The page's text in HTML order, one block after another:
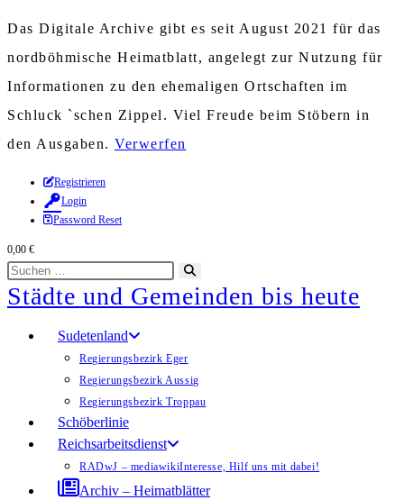
Das Digitale Archive gibt es seit August 2021 für das
nordböhmische Heimatblatt, angelegt zur Nutzung für
Informationen zu den ehemaligen Ortschaften im
Schluck `schen Zippel. Viel Freude beim Stöbern in
den Ausgaben. Verwerfen
Zum
Inhalt
springen
Registrieren
Login
Password Reset
0,00 €
Diese
Website
durchsuchen
starten
Städte und Gemeinden bis heute
Sudetenland
Regierungsbezirk Eger
Regierungsbezirk Aussig
Regierungsbezirk Troppau
Schöberlinie
Reichsarbeitsdienst
RADwJ – mediawikiInteresse, Hilf uns mit dabei!
Archiv – Heimatblätter